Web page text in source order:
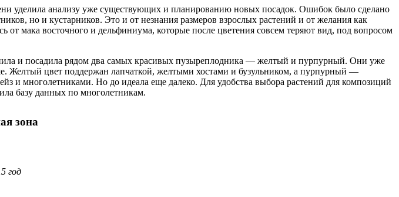
уделила анализу уже существующих и планированию новых посадок. Ошибок было сделано
но и кустарников. Это и от незнания размеров взрослых растений и от желания как
от мака восточного и дельфиниума, которые после цветения совсем теряют вид, под вопросом
и посадила рядом два самых красивых пузыреплодника — желтый и пурпурный. Они уже
Желтый цвет поддержан лапчаткой, желтыми хостами и бузульником, а пурпурный —
и многолетниками. Но до идеала еще далеко. Для удобства выбора растений для композиций
базу данных по многолетникам.
зона
год